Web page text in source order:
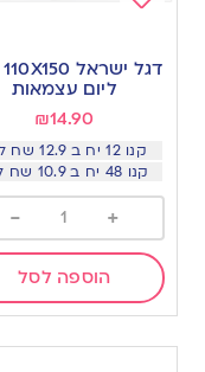
to
wishlistליום עצמאות
₪14.90
קנו 12 יח ב 12.9 שח ליח
קנו 48 יח ב 10.9 שח ליח
+
-
הוספה לסל